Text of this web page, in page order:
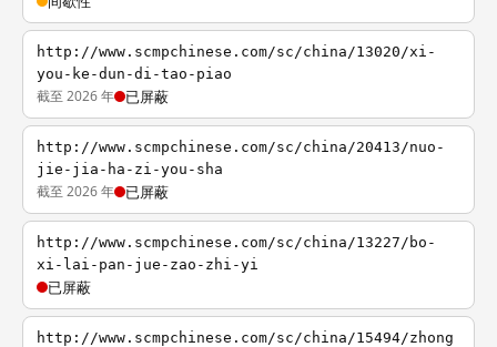
http://www.scmpchinese.com/sc/china/13020/xi-
you-ke-dun-di-tao-piao
截至 2026 年 已屏蔽
http://www.scmpchinese.com/sc/china/20413/nuo-
jie-jia-ha-zi-you-sha
截至 2026 年 已屏蔽
http://www.scmpchinese.com/sc/china/13227/bo-
xi-lai-pan-jue-zao-zhi-yi
已屏蔽
http://www.scmpchinese.com/sc/china/15494/zhong